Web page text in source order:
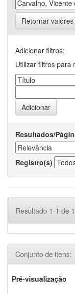
Retornar valores
Adicionar filtros:
Utilizar filtros para
Resultados/
Registro(s)
Resultado 1-1 de
Conjunto de itens:
Pré-visualização